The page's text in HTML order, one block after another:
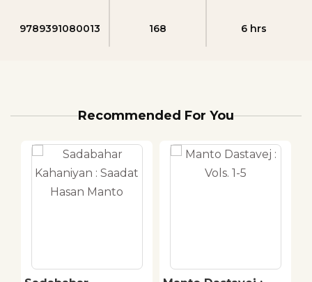
9789391080013 168 6 hrs
Recommended For You